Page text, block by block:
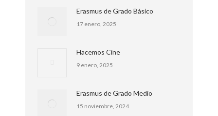
Erasmus de Grado Básico
17 enero, 2025
Hacemos Cine
9 enero, 2025
Erasmus de Grado Medio
15 noviembre, 2024